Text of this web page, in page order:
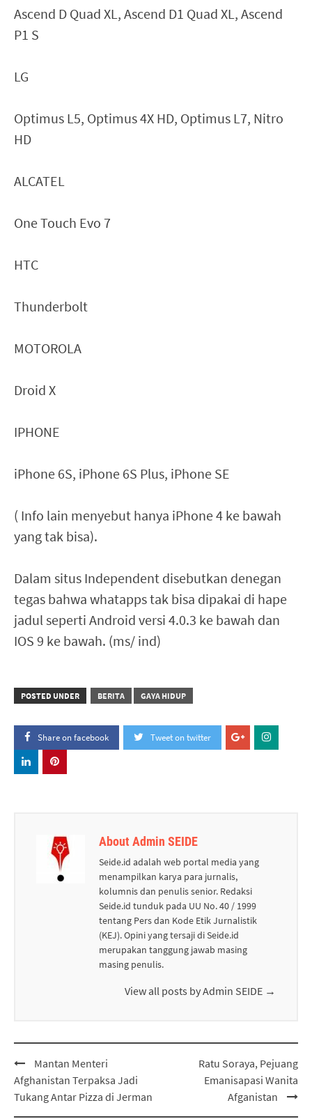
Ascend D Quad XL, Ascend D1 Quad XL, Ascend
P1 S
LG
Optimus L5, Optimus 4X HD, Optimus L7, Nitro
HD
ALCATEL
One Touch Evo 7
HTC
Thunderbolt
MOTOROLA
Droid X
IPHONE
iPhone 6S, iPhone 6S Plus, iPhone SE
( Info lain menyebut hanya iPhone 4 ke bawah
yang tak bisa).
Dalam situs Independent disebutkan denegan
tegas bahwa whatapps tak bisa dipakai di hape
jadul seperti Android versi 4.0.3 ke bawah dan
IOS 9 ke bawah. (ms/ ind)
POSTED UNDER BERITA GAYA HIDUP
Share on facebook Tweet on twitter
About Admin SEIDE
Seide.id adalah web portal media yang
menampilkan karya para jurnalis,
kolumnis dan penulis senior. Redaksi
Seide.id tunduk pada UU No. 40 / 1999
tentang Pers dan Kode Etik Jurnalistik
(KEJ). Opini yang tersaji di Seide.id
merupakan tanggung jawab masing
masing penulis.
View all posts by Admin SEIDE →
Post
navigation
Mantan Menteri
Afghanistan Terpaksa Jadi
Tukang Antar Pizza di Jerman
Ratu Soraya, Pejuang
Emanisapasi Wanita
Afganistan